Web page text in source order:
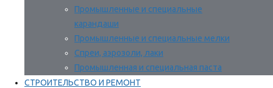
Промышленные и специальные
карандаши
Промышленные и специальные мелки
Спреи, аэрозоли, лаки
Промышленная и специальная паста
СТРОИТЕЛЬСТВО И РЕМОНТ